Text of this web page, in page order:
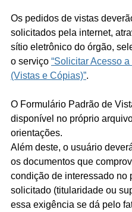
Os pedidos de vistas
solicitados pela internet,
sítio eletrônico do órgão,
o serviço “Solicitar Acesso
(Vistas e Cópias)”.
O Formulário Padrão de
disponível no próprio
orientações.
Além deste, o usuário
os documentos que
condição de interessado no
solicitado (titularidade ou
essa exigência se dá pelo